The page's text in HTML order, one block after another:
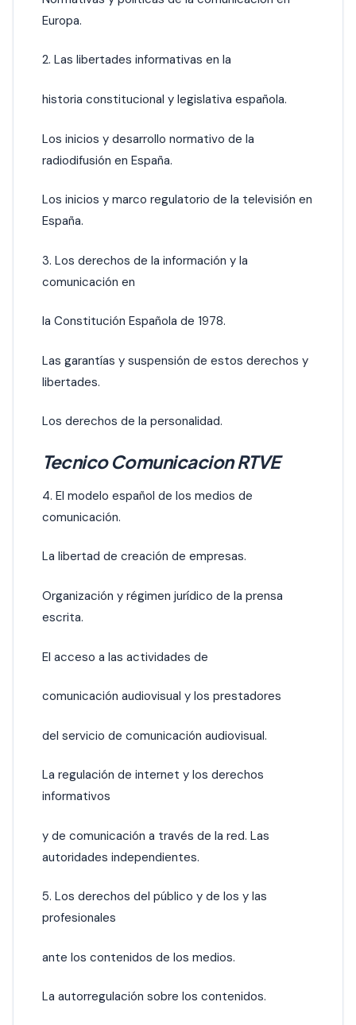
Europa.
2. Las libertades informativas en la
historia constitucional y legislativa española.
Los inicios y desarrollo normativo de la
radiodifusión en España.
Los inicios y marco regulatorio de la televisión en
España.
3. Los derechos de la información y la
comunicación en
la Constitución Española de 1978.
Las garantías y suspensión de estos derechos y
libertades.
Los derechos de la personalidad.
Tecnico Comunicacion RTVE
4. El modelo español de los medios de
comunicación.
La libertad de creación de empresas.
Organización y régimen jurídico de la prensa
escrita.
El acceso a las actividades de
comunicación audiovisual y los prestadores
del servicio de comunicación audiovisual.
La regulación de internet y los derechos
informativos
y de comunicación a través de la red. Las
autoridades independientes.
5. Los derechos del público y de los y las
profesionales
ante los contenidos de los medios.
La autorregulación sobre los contenidos.